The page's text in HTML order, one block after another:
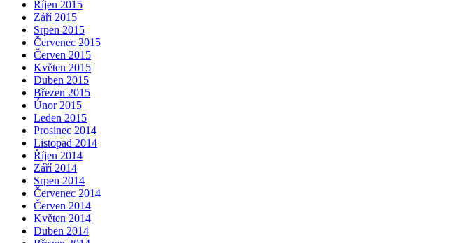
Říjen 2015
Září 2015
Srpen 2015
Červenec 2015
Červen 2015
Květen 2015
Duben 2015
Březen 2015
Únor 2015
Leden 2015
Prosinec 2014
Listopad 2014
Říjen 2014
Září 2014
Srpen 2014
Červenec 2014
Červen 2014
Květen 2014
Duben 2014